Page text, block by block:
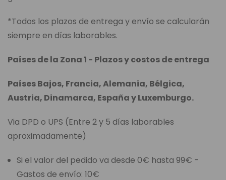
*Todos los plazos de entrega y envío se calcularán
siempre en días laborables.
Países de la Zona 1 - Plazos y costos de entrega
Países Bajos, Francia, Alemania, Bélgica,
Austria, Dinamarca, España y Luxemburgo.
Via DPD o UPS (Entre 2 y 5 días laborables
aproximadamente)
Si el valor del pedido va desde 0€ hasta 99€ -
Gastos de envío: 10€